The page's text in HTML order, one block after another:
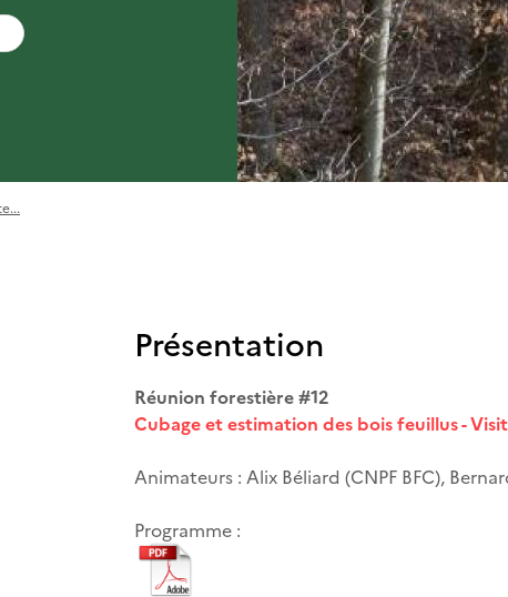
Présentation
Réunion forestière #12
Cubage et estimation des bois feuillus -
Animateurs : Alix Béliard (CNPF BFC),
Programme :